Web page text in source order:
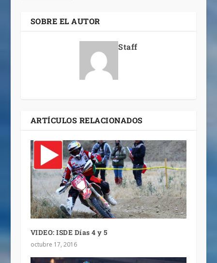
SOBRE EL AUTOR
Staff
ARTÍCULOS RELACIONADOS
VIDEO: ISDE Días 4 y 5
octubre 17, 2016